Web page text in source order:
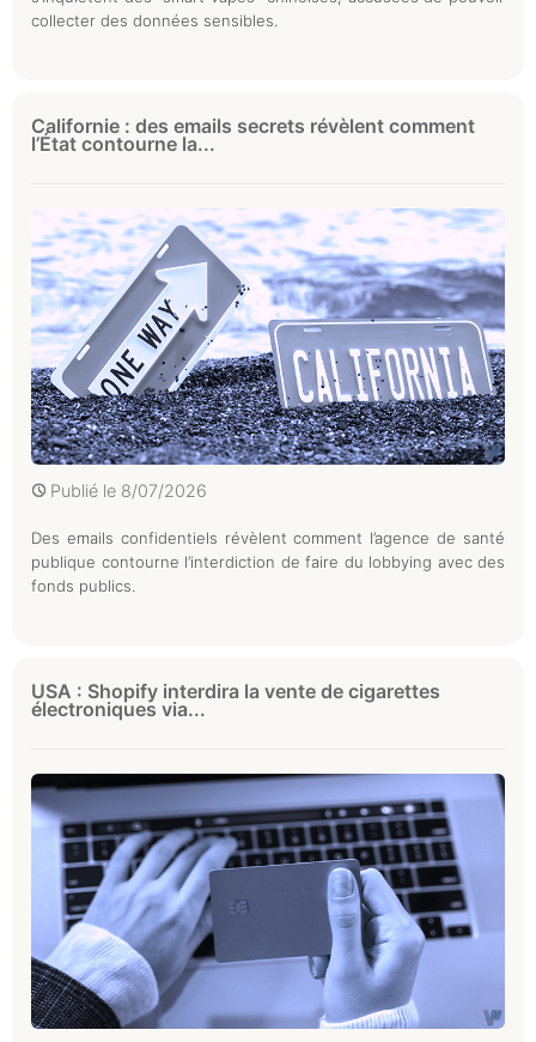
collecter des données sensibles.
Californie : des emails secrets révèlent comment
l’État contourne la...
Publié le 8/07/2026
Des emails confidentiels révèlent comment l’agence de santé
publique contourne l’interdiction de faire du lobbying avec des
fonds publics.
USA : Shopify interdira la vente de cigarettes
électroniques via...